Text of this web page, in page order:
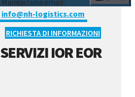
Mandaci una email:
info@nh-logistics.com
RICHIESTA DI INFORMAZIONI
SERVIZI IOR EOR